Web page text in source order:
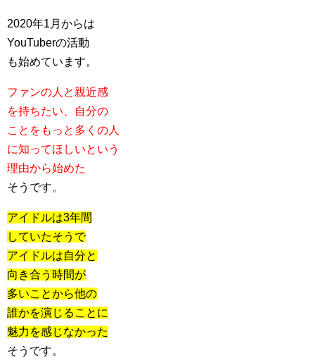
2020年1月からは
YouTuberの活動
も始めています。
ファンの人と親近感
を持ちたい、自分の
ことをもっと多くの人
に知ってほしいという
理由から始めた
そうです。
アイドルは3年間
していたそうで
アイドルは自分と
向き合う時間が
多いことから他の
誰かを演じることに
魅力を感じなかった
そうです。